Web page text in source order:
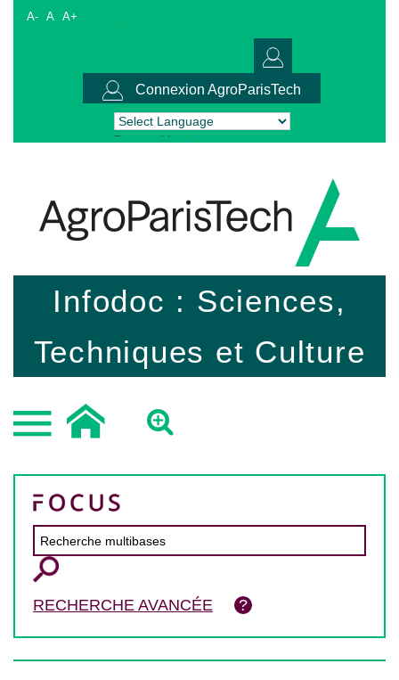
A- A A+
Connexion AgroParisTech
Powered by Translate
Infodoc : Sciences,
Techniques et Culture
RECHERCHE AVANCÉE